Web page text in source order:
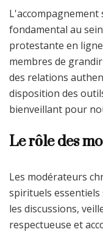
fondamental au
protestante en
membres de
des relations
disposition des
bienveillant pour
Le rôle des
Les modérateurs
spirituels
les discussions,
respectueuse et